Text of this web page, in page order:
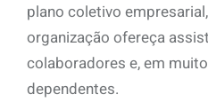
plano coletivo
organização ofereça
colaboradores e, em
dependentes.